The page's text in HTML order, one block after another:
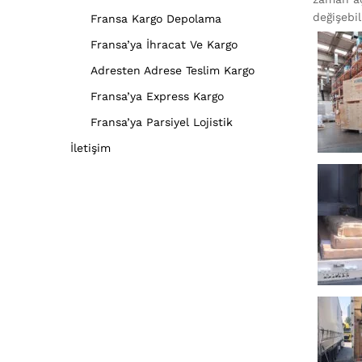
Fransa Kargo Depolama
Fransa’ya İhracat Ve Kargo
Adresten Adrese Teslim Kargo
Fransa’ya Express Kargo
Fransa’ya Parsiyel Lojistik
İletişim